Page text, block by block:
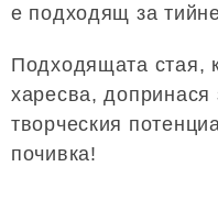
е подходящ за
Подходящата стая,
харесва, допринася
творческия
почивка!